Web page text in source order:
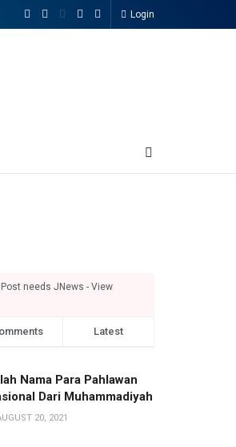
Login
Post needs JNews - View
Latest
Nama Para Pahlawan
Dari Muhammadiyah
20, 2021